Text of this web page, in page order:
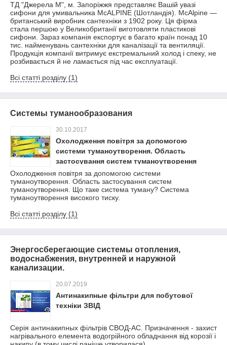
ТД "Джерела М", м. Запоріжжя представляє Вашій увазі
сифони для умивальника McALPINE (Шотландія). McAlpine —
британський виробник сантехніки з 1902 року. Ця фірма
стала першою у Великобританії виготовляти пластикові
сифони. Зараз компанія експортує в багато країн понад 10
тис. найменувань сантехніки для каналізації та вентиляції.
Продукція компанії витримує екстремальний холод і спеку, не
розбивається й не ламається під час експлуатації.
Всі статті розділу (1)
Системы туманообразования
30.10.2017
Охолодження повітря за допомогою
системи туманоутворення. Область
застосування систем туманоутворення
Охолодження повітря за допомогою системи
туманоутворення. Область застосування систем
туманоутворення. Що таке система туману? Система
туманоутворення високого тиску.
Всі статті розділу (1)
Энергосберегающие системы отопления,
водоснабжения, внутренней и наружной
канализации.
20.07.2019
Антинакипные фільтри для побутової
техніки ЗВІД
Серія антинакипных фільтрів СВОД-АС. Призначення - захист
нагрівального елемента водогрійного обладнання від корозії і